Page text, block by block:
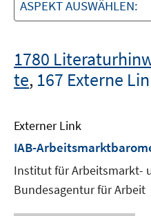
ASPEKT AUSWÄHLEN:
1780
te, 167 Externe
Externer Link
IAB-
Institut für Arbeitsmarkt-
Bundesagentur für Arbeit